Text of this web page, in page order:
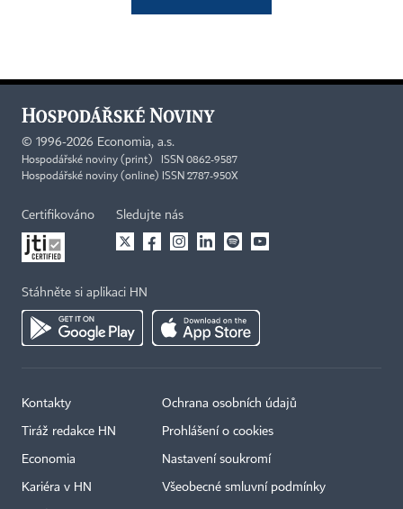
© 1996-2026 Economia, a.s.
Hospodářské noviny (print) ISSN 0862-9587
Hospodářské noviny (online) ISSN 2787-950X
Certifikováno Sledujte nás
Stáhněte si aplikaci HN
Kontakty
Tiráž redakce HN
Economia
Kariéra v HN
Ochrana osobních údajů
Prohlášení o cookies
Nastavení soukromí
Všeobecné smluvní podmínky